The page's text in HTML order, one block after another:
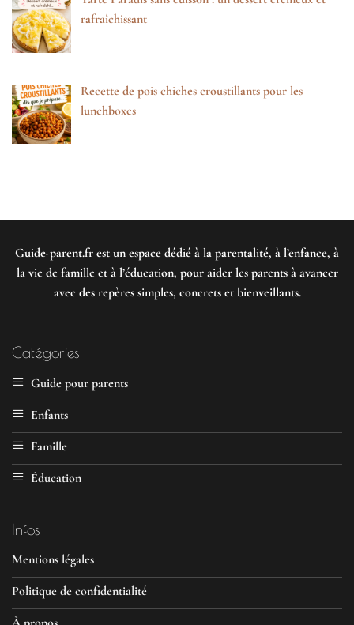
rafraîchissant
Recette de pois chiches croustillants pour les
lunchboxes
Guide-parent.fr est un espace dédié à la parentalité, à l’enfance, à
la vie de famille et à l’éducation, pour aider les parents à avancer
avec des repères simples, concrets et bienveillants.
Catégories
Guide pour parents
Enfants
Famille
Éducation
Infos
Mentions légales
Politique de confidentialité